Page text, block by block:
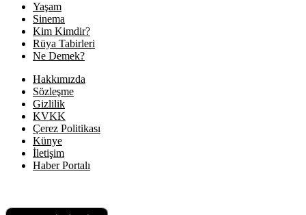
Yaşam
Sinema
Kim Kimdir?
Rüya Tabirleri
Ne Demek?
Hakkımızda
Sözleşme
Gizlilik
KVKK
Çerez Politikası
Künye
İletişim
Haber Portalı